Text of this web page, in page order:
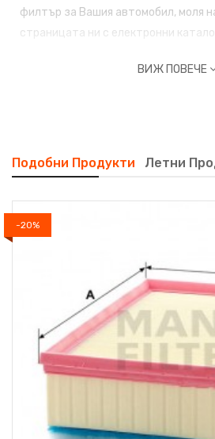
филтър за Вашия автомобил, моля
страницата ни с електронни
ВИЖ ПОВЕЧЕ
Подобни Продукти Летни
-20%